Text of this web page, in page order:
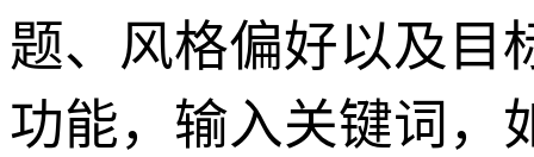
题、风格偏好以及目
功能，输入关键词，